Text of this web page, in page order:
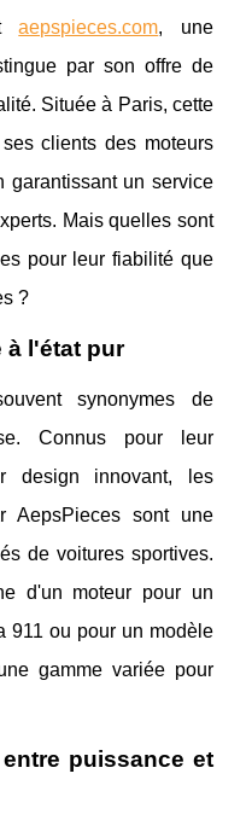
aepspieces.com, une
par son offre de
Située à Paris, cette
clients des moteurs
garantissant un service
Mais quelles sont
pour leur fiabilité que
?
à l'état pur
synonymes de
Connus pour leur
design innovant, les
AepsPieces sont une
de voitures sportives.
d'un moteur pour un
911 ou pour un modèle
gamme variée pour
puissance et